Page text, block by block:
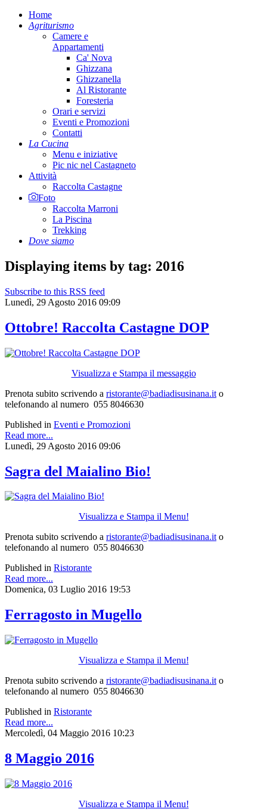
Home
Agriturismo
Camere e
Appartamenti
Ca' Nova
Ghizzana
Ghizzanella
Al Ristorante
Foresteria
Orari e servizi
Eventi e Promozioni
Contatti
La Cucina
Menu e iniziative
Pic nic nel Castagneto
Attività
Raccolta Castagne
Foto
Raccolta Marroni
La Piscina
Trekking
Dove siamo
Displaying items by tag: 2016
Subscribe to this RSS feed
Lunedì, 29 Agosto 2016 09:09
Ottobre! Raccolta Castagne DOP
Visualizza e Stampa il messaggio
Prenota subito scrivendo a ristorante@badiadisusinana.it o
telefonando al numero 055 8046630
Published in Eventi e Promozioni
Read more...
Lunedì, 29 Agosto 2016 09:06
Sagra del Maialino Bio!
Visualizza e Stampa il Menu!
Prenota subito scrivendo a ristorante@badiadisusinana.ito
telefonando al numero 055 8046630
Published in Ristorante
Read more...
Domenica, 03 Luglio 2016 19:53
Ferragosto in Mugello
Visualizza e Stampa il Menu!
Prenota subito scrivendo a ristorante@badiadisusinana.it o
telefonando al numero 055 8046630
Published in Ristorante
Read more...
Mercoledì, 04 Maggio 2016 10:23
8 Maggio 2016
Visualizza e Stampa il Menu!